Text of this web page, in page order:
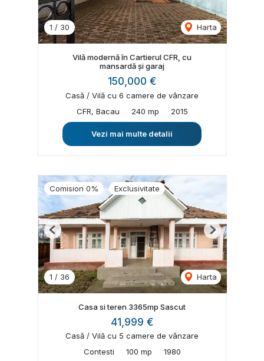
1 / 30 Harta
Vilă modernă în Cartierul CFR, cu
mansardă și garaj
150,000 €
Casă / Vilă cu 6 camere de vânzare
CFR, Bacau
240 mp 2015
Vezi mai multe detalii
Comision 0% Exclusivitate
1 / 36 Harta
Previous Next
Casa si teren 3365mp Sascut
41,999 €
Casă / Vilă cu 5 camere de vânzare
Contesti
100 mp 1980